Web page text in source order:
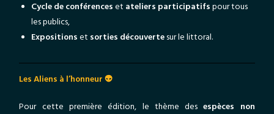
Cycle de conférences et ateliers participatifs pour tous
les publics,
Expositions et sorties découverte sur le littoral.
Les Aliens à l’honneur 👽
Pour cette première édition, le thème desespèces non